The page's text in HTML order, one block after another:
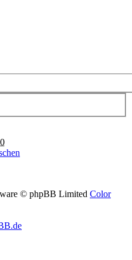
© phpBB Limited Color